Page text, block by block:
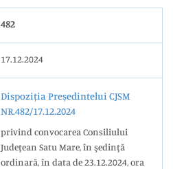
482
17.12.2024
Dispoziția Președintelui CJSM
NR.482/17.12.2024
privind convocarea Consiliului
Judeţean Satu Mare, în şedinţă
ordinară, în data de 23.12.2024, ora